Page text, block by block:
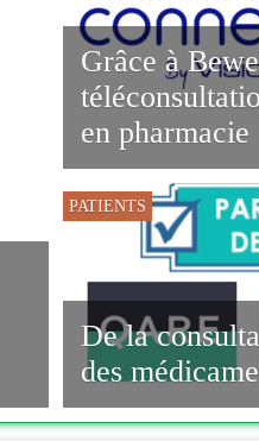
Grâce à
en pharmacie
PATIENTS
De la
des